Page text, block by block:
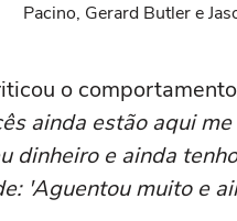
Pacino, Gerard Butler e
o
ainda estão aqui
dinheiro e ainda
'Aguentou muito e